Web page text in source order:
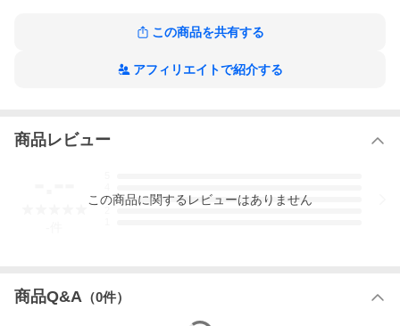
●熟練の財布職人が全て手作業で制作、美しいシルエットと耐久
日本が世界へ誇る毎日使える財布です。
仕様 内側:小銭入れ×1,カード入れ×12,オープンポケット
（札入れ）×2
＊裁断の都合上、柄の出方には個体差があります
＊強い力をかけると金具部分が破損する恐れがあります、ご使用
時は十分ご注意下さい。
この商品を共有する
アフィリエイトで紹介する
商品レビュー
3
この商品に関するレビューはありません
商品Q&A （0件）